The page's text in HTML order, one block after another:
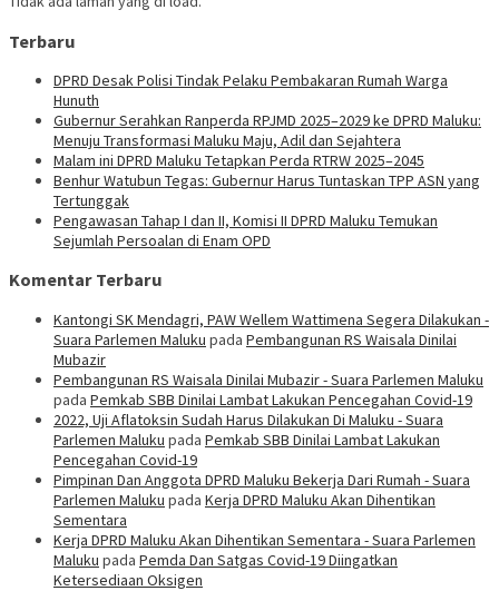
Terbaru
DPRD Desak Polisi Tindak Pelaku Pembakaran Rumah Warga
Hunuth
Gubernur Serahkan Ranperda RPJMD 2025–2029 ke DPRD Maluku:
Menuju Transformasi Maluku Maju, Adil dan Sejahtera
Malam ini DPRD Maluku Tetapkan Perda RTRW 2025–2045
Benhur Watubun Tegas: Gubernur Harus Tuntaskan TPP ASN yang
Tertunggak
Pengawasan Tahap I dan II, Komisi II DPRD Maluku Temukan
Sejumlah Persoalan di Enam OPD
Komentar Terbaru
Kantongi SK Mendagri, PAW Wellem Wattimena Segera Dilakukan -
Suara Parlemen Maluku pada Pembangunan RS Waisala Dinilai
Mubazir
Pembangunan RS Waisala Dinilai Mubazir - Suara Parlemen Maluku
pada Pemkab SBB Dinilai Lambat Lakukan Pencegahan Covid-19
2022, Uji Aflatoksin Sudah Harus Dilakukan Di Maluku - Suara
Parlemen Maluku pada Pemkab SBB Dinilai Lambat Lakukan
Pencegahan Covid-19
Pimpinan Dan Anggota DPRD Maluku Bekerja Dari Rumah - Suara
Parlemen Maluku pada Kerja DPRD Maluku Akan Dihentikan
Sementara
Kerja DPRD Maluku Akan Dihentikan Sementara - Suara Parlemen
Maluku pada Pemda Dan Satgas Covid-19 Diingatkan
Ketersediaan Oksigen